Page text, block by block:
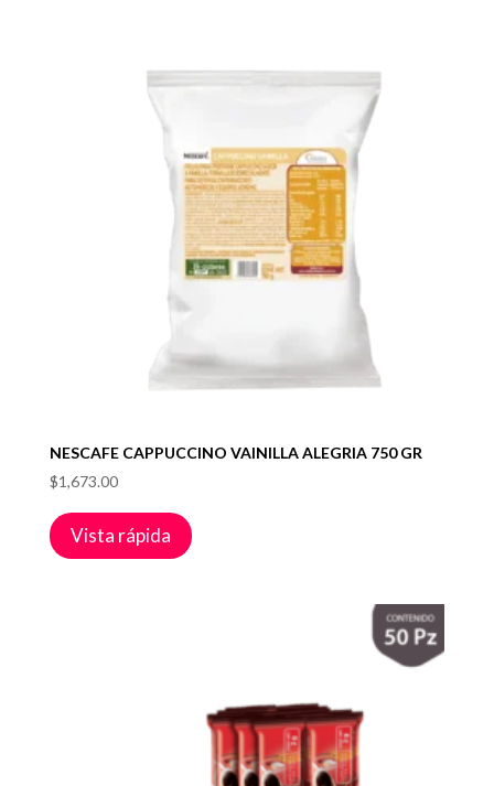
NESCAFE CAPPUCCINO VAINILLA ALEGRIA 750 GR
$1,673.00
Vista rápida